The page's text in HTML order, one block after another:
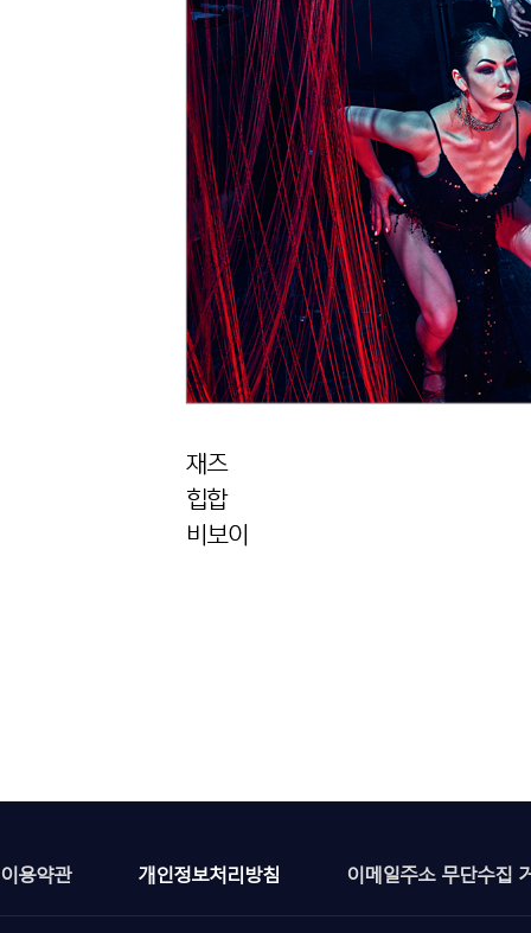
이용약관 개인정보처리방침 이메일주소 무단수집